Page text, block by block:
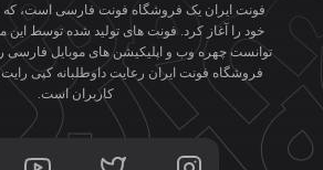
خود را آغاز کرد. فونت های تولید شده توسط
توانست چهره وب و اپلیکیشن های موبایل فارسی
فروشگاه فونت ایران رعایت داوطلبانه کپی
کاربران است.